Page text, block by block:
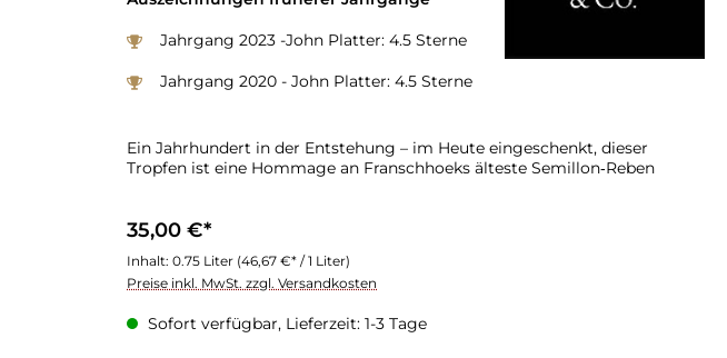
Jahrgang 2023 -John Platter: 4.5 Sterne
Jahrgang 2020 - John Platter: 4.5 Sterne
Ein Jahrhundert in der Entstehung – im Heute eingeschenkt, dieser
Tropfen ist eine Hommage an Franschhoeks älteste Semillon‑Reben
35,00 €*
Inhalt: 0.75 Liter (46,67 €* / 1 Liter)
Preise inkl. MwSt. zzgl. Versandkosten
Sofort verfügbar, Lieferzeit: 1-3 Tage